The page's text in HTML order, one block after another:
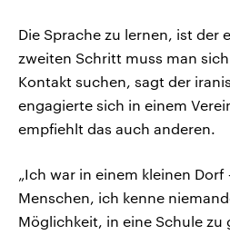
Die Sprache zu lernen, ist der
zweiten Schritt muss man
Kontakt suchen, sagt der
engagierte sich in einem
empfiehlt das auch anderen.
„Ich war in einem kleinen
Menschen, ich kenne
Möglichkeit, in eine Schule zu